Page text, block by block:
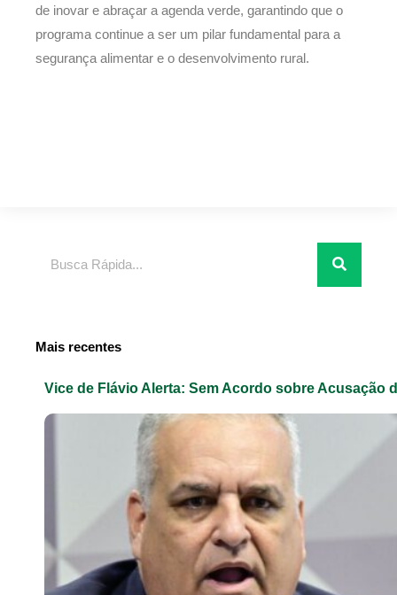
de inovar e abraçar a agenda verde, garantindo que o
programa continue a ser um pilar fundamental para a
segurança alimentar e o desenvolvimento rural.
Mais recentes
Vice de Flávio Alerta: Sem Acordo sobre Acusação